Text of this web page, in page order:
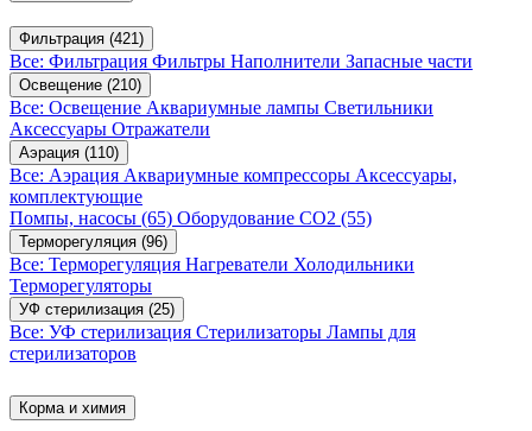
Фильтрация (421)
Все: Фильтрация Фильтры Наполнители Запасные части
Освещение (210)
Все: Освещение Аквариумные лампы Светильники
Аксессуары Отражатели
Аэрация (110)
Все: Аэрация Аквариумные компрессоры Аксессуары,
комплектующие
Помпы, насосы (65) Оборудование CO2 (55)
Терморегуляция (96)
Все: Терморегуляция Нагреватели Холодильники
Терморегуляторы
УФ стерилизация (25)
Все: УФ стерилизация Стерилизаторы Лампы для
стерилизаторов
Корма и химия